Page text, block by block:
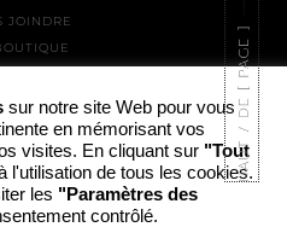
JOINDRE
PAR HTTPS://ADAM-JANKOWSKI.FR/
sur notre site Web pour vous
en mémorisant vos
visites. En cliquant sur "Tout
l'utilisation de tous les cookies.
les "Paramètres des
contrôlé.